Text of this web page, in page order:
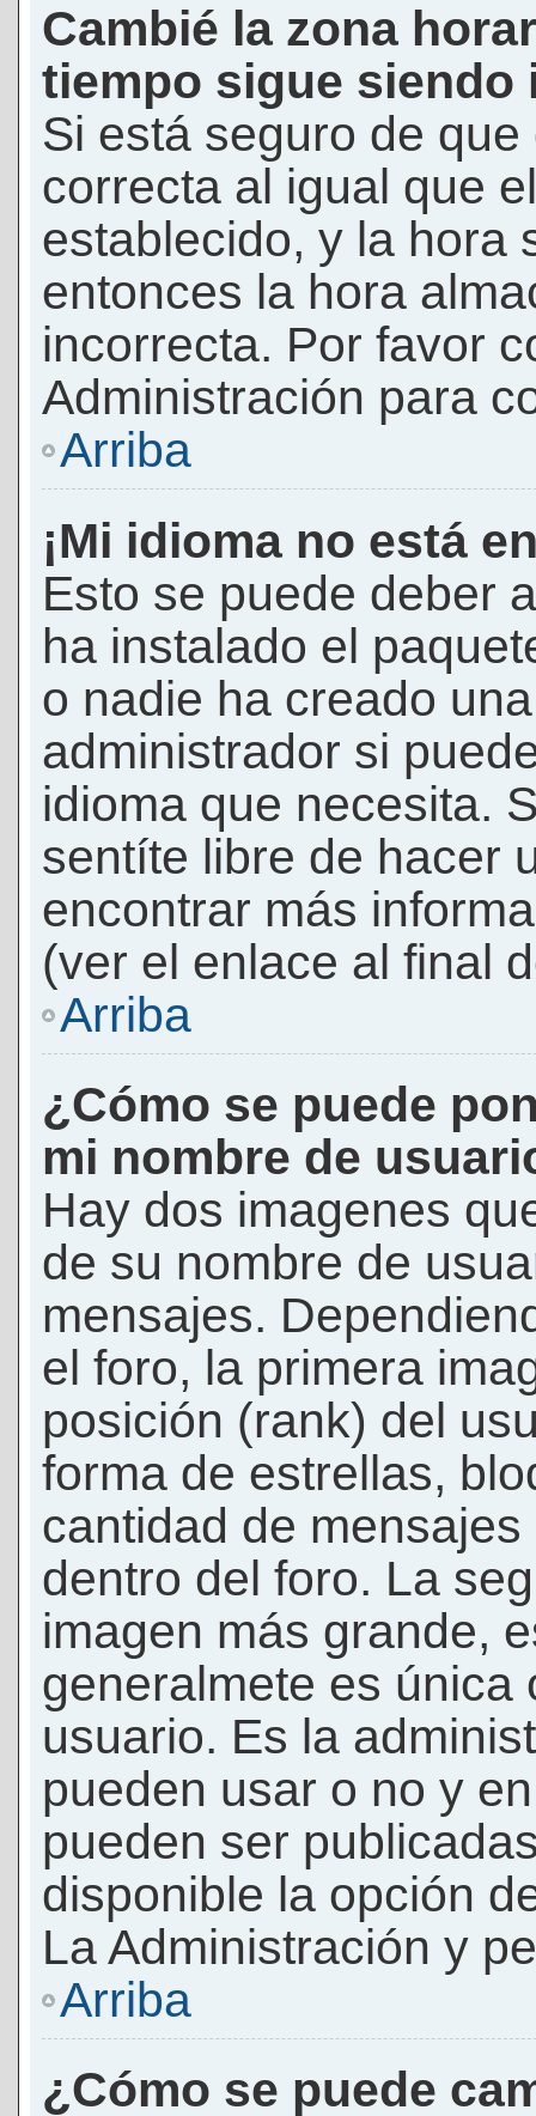
Cambié la zona
tiempo sigue siendo
Si está seguro de
correcta al igual que
establecido, y la hora
entonces la hora
incorrecta. Por favor
Administración para
Arriba
¡Mi idioma no está
Esto se puede deber
ha instalado el
o nadie ha creado
administrador si
idioma que necesita.
sentíte libre de hacer
encontrar más
(ver el enlace al final
Arriba
¿Cómo se puede
mi nombre de
Hay dos imagenes
de su nombre de
mensajes.
el foro, la primera
posición (rank) del
forma de estrellas,
cantidad de
dentro del foro. La
imagen más grande,
generalmete es única
usuario. Es la
pueden usar o no y
pueden ser
disponible la opción
La Administración y
Arriba
¿Cómo se puede